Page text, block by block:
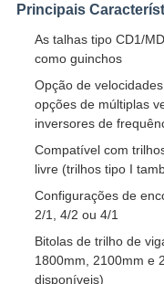
Principais
As talhas tipo CD1/
como guinchos
Opção de
opções de múltiplas
inversores de
Compatível com
livre (trilhos tipo I
Configurações de
2/1, 4/2 ou 4/1
Bitolas de trilho de
1800mm, 2100mm e
disponíveis)